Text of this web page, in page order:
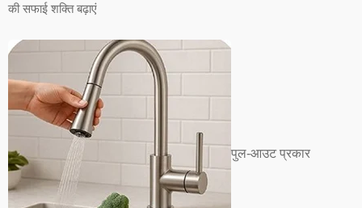
की सफाई शक्ति बढ़ाएं
पुल-आउट प्रकार